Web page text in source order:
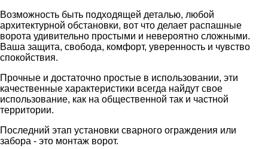
Возможность быть подходящей деталью, любой
архитектурной обстановки, вот что делает распашные
ворота удивительно простыми и невероятно сложными.
Ваша защита, свобода, комфорт, уверенность и чувство
спокойствия.
Прочные и достаточно простые в использовании, эти
качественные характеристики всегда найдут свое
использование, как на общественной так и частной
территории.
Последний этап установки сварного ограждения или
забора - это монтаж ворот.